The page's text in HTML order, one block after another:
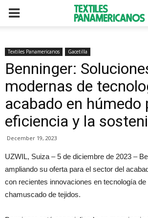
Textiles Panamericanos Gacetilla
Benninger:
modernas de
acabado en húmedo
eficiencia y la
December 19, 2023
UZWIL, Suiza – 5 de diciembre de 2023 –
ampliando su oferta para el sector del
con recientes innovaciones en tecnología de
chamuscado de tejidos.